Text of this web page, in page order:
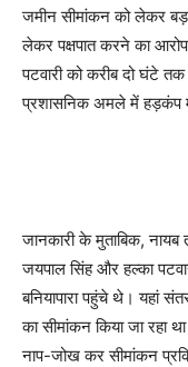
जमीन सीमांकन को लेकर
लेकर पक्षपात करने का
पटवारी को करीब दो घंटे
प्रशासनिक अमले में हड़कंप
जानकारी के मुताबिक,
जयपाल सिंह और हल्का
बनियापारा पहुंचे थे। यहां
का सीमांकन किया जा रहा
नाप-जोख कर सीमांकन